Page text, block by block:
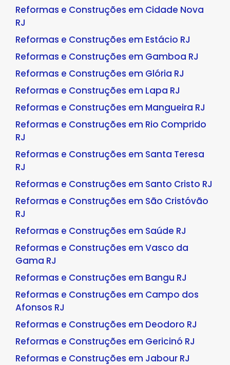
Reformas e Construções em Cidade Nova
RJ
Reformas e Construções em Estácio RJ
Reformas e Construções em Gamboa RJ
Reformas e Construções em Glória RJ
Reformas e Construções em Lapa RJ
Reformas e Construções em Mangueira RJ
Reformas e Construções em Rio Comprido
RJ
Reformas e Construções em Santa Teresa
RJ
Reformas e Construções em Santo Cristo RJ
Reformas e Construções em São Cristóvão
RJ
Reformas e Construções em Saúde RJ
Reformas e Construções em Vasco da
Gama RJ
Reformas e Construções em Bangu RJ
Reformas e Construções em Campo dos
Afonsos RJ
Reformas e Construções em Deodoro RJ
Reformas e Construções em Gericinó RJ
Reformas e Construções em Jabour RJ